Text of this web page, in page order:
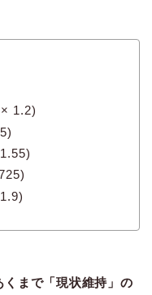
1.2)
くまで「現状維持」の